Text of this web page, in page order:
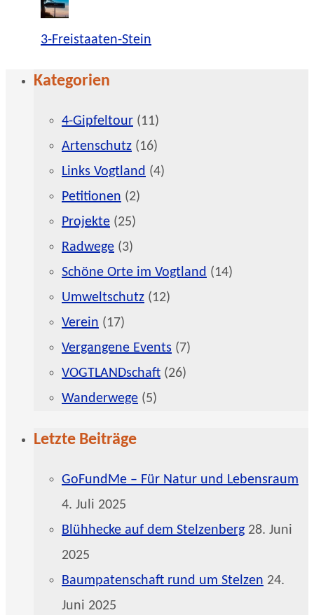
3-Freistaaten-Stein
Kategorien
4-Gipfeltour (11)
Artenschutz (16)
Links Vogtland (4)
Petitionen (2)
Projekte (25)
Radwege (3)
Schöne Orte im Vogtland (14)
Umweltschutz (12)
Verein (17)
Vergangene Events (7)
VOGTLANDschaft (26)
Wanderwege (5)
Letzte Beiträge
GoFundMe – Für Natur und Lebensraum
4. Juli 2025
Blühhecke auf dem Stelzenberg 28. Juni
2025
Baumpatenschaft rund um Stelzen 24.
Juni 2025